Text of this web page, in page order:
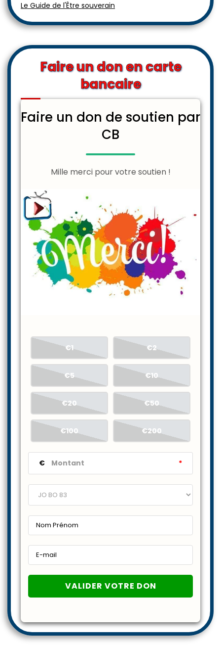
Le Guide de l'Être souverain
Faire un don en carte
bancaire
Faire un don de soutien par
CB
Mille merci pour votre soutien !
€1 €2
€5 €10
€20 €50
€100 €200
€ *